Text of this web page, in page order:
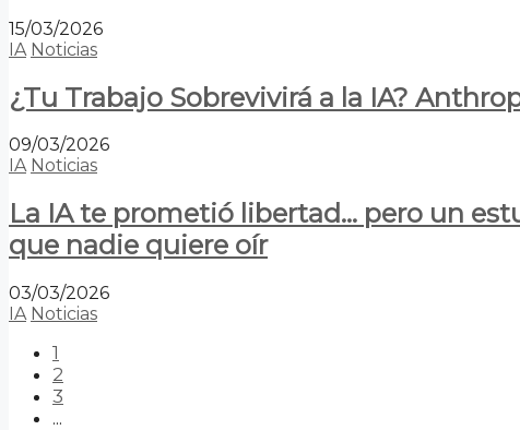
15/03/2026
IA Noticias
¿Tu Trabajo Sobrevivirá a la IA?
09/03/2026
IA Noticias
La IA te prometió libertad… pero un
que nadie quiere oír
03/03/2026
IA Noticias
1
2
3
...